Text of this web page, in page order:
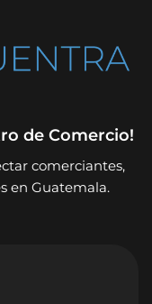
de Comercio!
comerciantes,
en Guatemala.